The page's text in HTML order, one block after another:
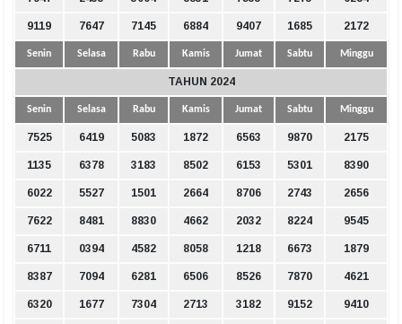
9119 7647 7145 6884 9407 1685 2172
Senin Selasa Rabu Kamis Jumat Sabtu Minggu
TAHUN 2024
Senin Selasa Rabu Kamis Jumat Sabtu Minggu
7525 6419 5083 1872 6563 9870 2175
1135 6378 3183 8502 6153 5301 8390
6022 5527 1501 2664 8706 2743 2656
7622 8481 8830 4662 2032 8224 9545
6711 0394 4582 8058 1218 6673 1879
8387 7094 6281 6506 8526 7870 4621
6320 1677 7304 2713 3182 9152 9410